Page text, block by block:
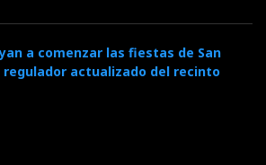
a comenzar las fiestas de San
regulador actualizado del recinto